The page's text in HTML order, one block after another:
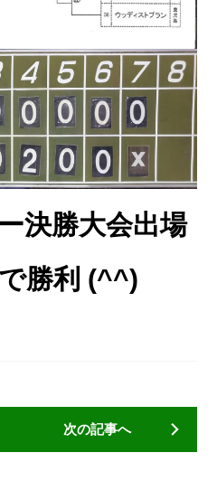
決勝大会出場
勝利 (^^)
一覧へ戻る次の記事へ